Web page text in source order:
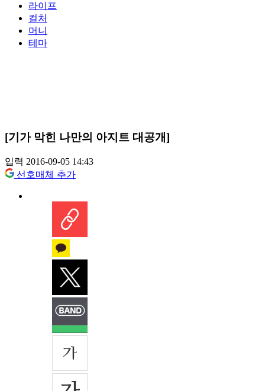
라이프
컬처
머니
테마
[기가 막힌 나만의 아지트 대공개]
입력 2016-09-05 14:43
선호매체 추가